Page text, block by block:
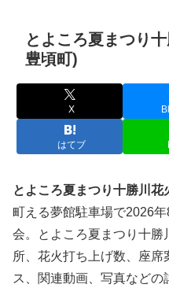
とよころ夏まつり
豊頃町)
X
はてブ
とよころ夏まつり十勝川花
町える夢館駐車場で2026
会。とよころ夏まつり十
所、花火打ち上げ数、座
ス、関連動画、写真などの